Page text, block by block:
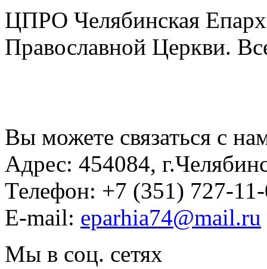
ЦПРО Челябинская
Православной Церкви.
Вы можете связаться с
Адрес: 454084,
Телефон: +7 (351) 727-
E-mail: eparhia74@mail.ru
Мы в соц. сетях